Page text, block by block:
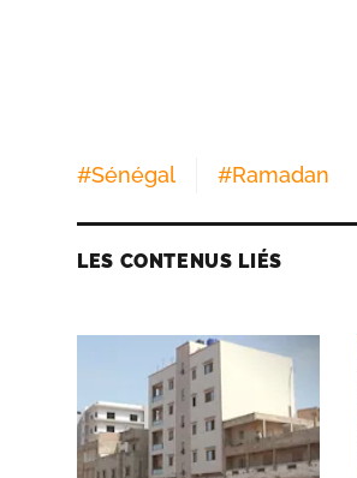
#Sénégal #Ramadan
LES CONTENUS LIÉS